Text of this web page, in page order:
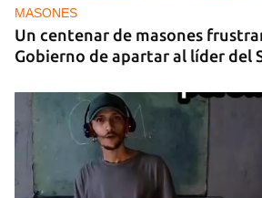
MASONES
Un centenar de masones
Gobierno de apartar al líder del